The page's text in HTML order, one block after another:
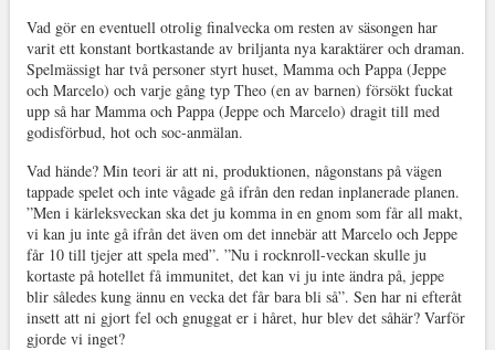
Vad gör en eventuell otrolig finalvecka om resten av säsongen har
varit ett konstant bortkastande av briljanta nya karaktärer och draman.
Spelmässigt har två personer styrt huset, Mamma och Pappa (Jeppe
och Marcelo) och varje gång typ Theo (en av barnen) försökt fuckat
upp så har Mamma och Pappa (Jeppe och Marcelo) dragit till med
godisförbud, hot och soc-anmälan.
Vad hände? Min teori är att ni, produktionen, någonstans på vägen
tappade spelet och inte vågade gå ifrån den redan inplanerade planen.
”Men i kärleksveckan ska det ju komma in en gnom som får all makt,
vi kan ju inte gå ifrån det även om det innebär att Marcelo och Jeppe
får 10 till tjejer att spela med”. ”Nu i rocknroll-veckan skulle ju
kortaste på hotellet få immunitet, det kan vi ju inte ändra på, jeppe
blir således kung ännu en vecka det får bara bli så”. Sen har ni efteråt
insett att ni gjort fel och gnuggat er i håret, hur blev det såhär? Varför
gjorde vi inget?